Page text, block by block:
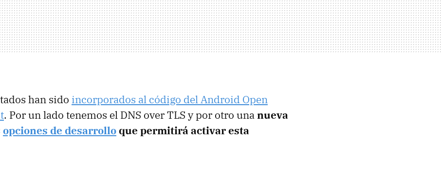
han sido incorporados al código del Android Open
. Por un lado tenemos el DNS over TLS y por otro unanueva
opciones de desarrolloque permitirá activar esta